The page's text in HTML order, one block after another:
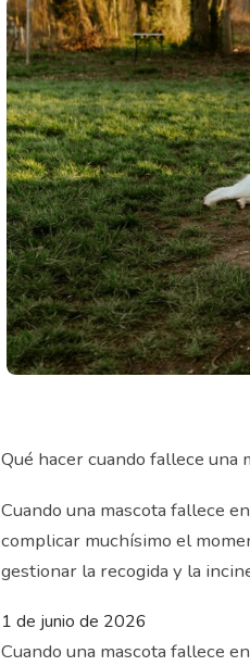
Qué hacer cuando fallece una
Cuando una mascota fallece
complicar muchísimo el
gestionar la recogida y la
1 de junio de 2026
Cuando una mascota fallece